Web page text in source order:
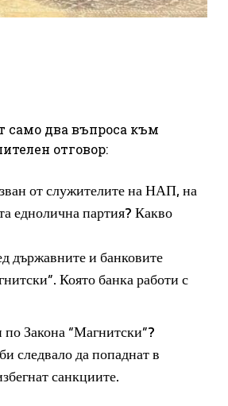
само два въпроса към
отговор:
от служителите на НАП, на
еднолична партия? Какво
държавните и банковите
Която банка работи с
Закона “Магнитски”?
следвало да попаднат в
санкциите.